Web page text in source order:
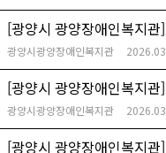
[광양시 광양장애인복지
광양시광양장애인복지관
[광양시 광양장애인복지
광양시광양장애인복지관
[광양시 광양장애인복지